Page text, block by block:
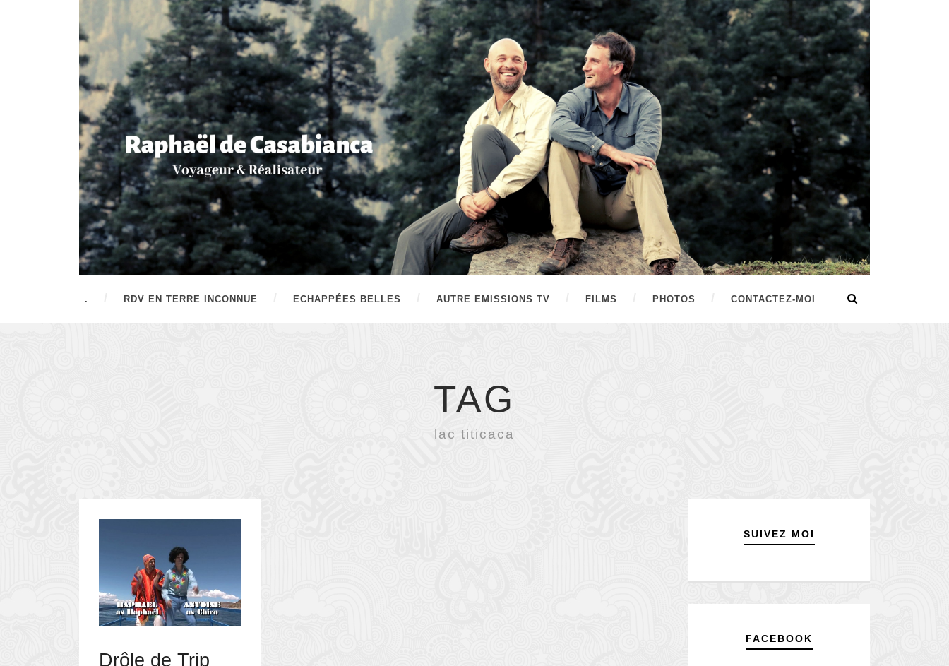
. RDV EN TERRE INCONNUE ECHAPPÉES BELLES AUTRE EMISSIONS TV FILMS PHOTOS CONTACTEZ-MOI
TAG
lac titicaca
Drôle de Trip
SUIVEZ MOI
FACEBOOK